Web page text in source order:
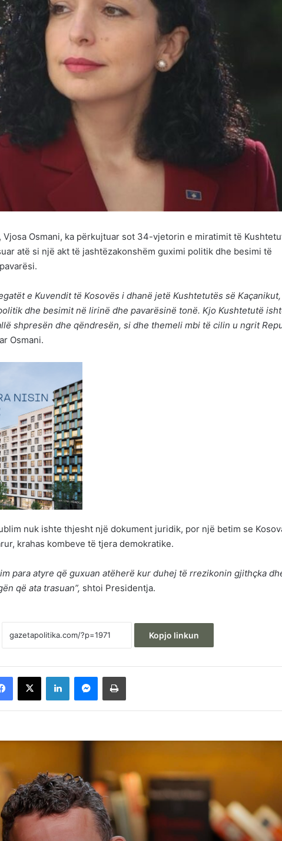
Vjosa Osmani, ka përkujtuar sot 34-vjetorin e miratimit të
atë si një akt të jashtëzakonshëm guximi politik dhe besimi të
e Kuvendit të Kosovës i dhanë jetë Kushtetutës së
dhe besimit në lirinë dhe pavarësinë tonë. Kjo Kushtetutë
shpresën dhe qëndresën, si dhe themeli mbi të cilin u ngrit
Osmani.
nuk ishte thjesht një dokument juridik, por një betim se
krahas kombeve të tjera demokratike.
para atyre që guxuan atëherë kur duhej të rrezikonin gjithçka
që ata trasuan”, shtoi Presidentja.
Kopjo linkun
Facebook
X LinkedInMessengerPrintoje
Buzhala akuzon Ambasadën e Britanisë:
Feraj: Shefi i Time Kadrijajt e shpalli
Radoiçiqin Zot shpie në veri, Qeveria e
Kurtit e ndoqi me plumba